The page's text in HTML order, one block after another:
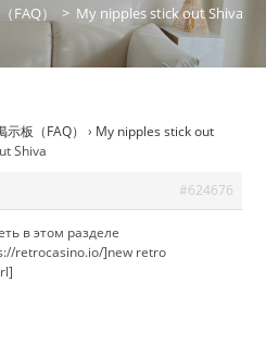
FAQ） > My nipples stick out Shiva
示板（FAQ） › My nipples stick out
Shiva
#624676
в этом разделе
retrocasino.io/]new retro